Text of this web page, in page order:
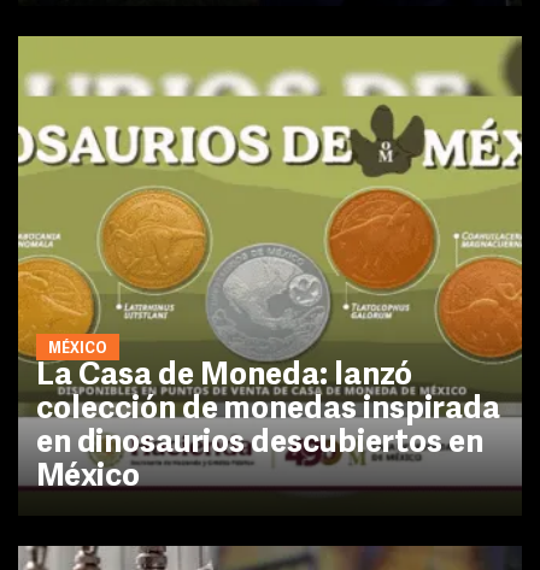
MÉXICO
La Casa de Moneda: lanzó
colección de monedas inspirada
en dinosaurios descubiertos en
México